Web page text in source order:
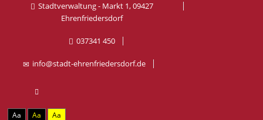
Stadtverwaltung - Markt 1, 09427
Ehrenfriedersdorf
037341 450
info@stadt-ehrenfriedersdorf.de
Aa Aa Aa